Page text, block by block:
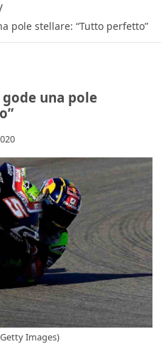
pole stellare: “Tutto perfetto”
una pole
Images)